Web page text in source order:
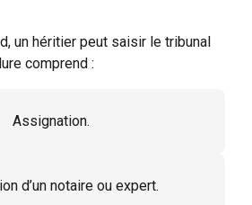
un héritier peut saisir le tribunal
comprend :
Assignation.
d’un notaire ou expert.